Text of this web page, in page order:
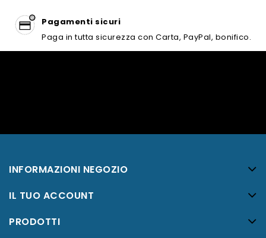
Pagamenti sicuri
Paga in tutta sicurezza con Carta, PayPal, bonifico.
INFORMAZIONI NEGOZIO
IL TUO ACCOUNT
PRODOTTI